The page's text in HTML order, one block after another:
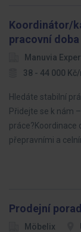
Koordinátor/
pracovní doba
Manuvia
38 - 44 000
Hledáte stabilní
Přidejte se k nám
práce?Koordinace
přepravními a
Prodejní
Möbelix